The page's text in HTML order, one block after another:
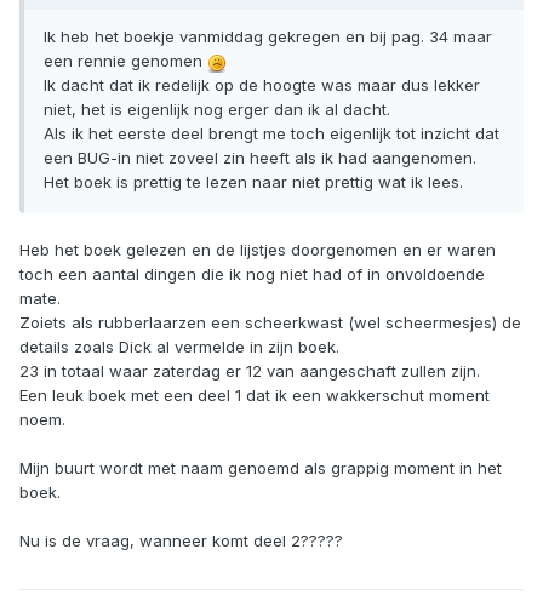
Ik heb het boekje vanmiddag gekregen en bij pag. 34 maar
een rennie genomen
Ik dacht dat ik redelijk op de hoogte was maar dus lekker
niet, het is eigenlijk nog erger dan ik al dacht.
Als ik het eerste deel brengt me toch eigenlijk tot inzicht dat
een BUG-in niet zoveel zin heeft als ik had aangenomen.
Het boek is prettig te lezen naar niet prettig wat ik lees.
Heb het boek gelezen en de lijstjes doorgenomen en er waren
toch een aantal dingen die ik nog niet had of in onvoldoende
mate.
Zoiets als rubberlaarzen een scheerkwast (wel scheermesjes) de
details zoals Dick al vermelde in zijn boek.
23 in totaal waar zaterdag er 12 van aangeschaft zullen zijn.
Een leuk boek met een deel 1 dat ik een wakkerschut moment
noem.
Mijn buurt wordt met naam genoemd als grappig moment in het
boek.
Nu is de vraag, wanneer komt deel 2?????